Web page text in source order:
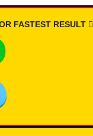
FASTEST RESULT